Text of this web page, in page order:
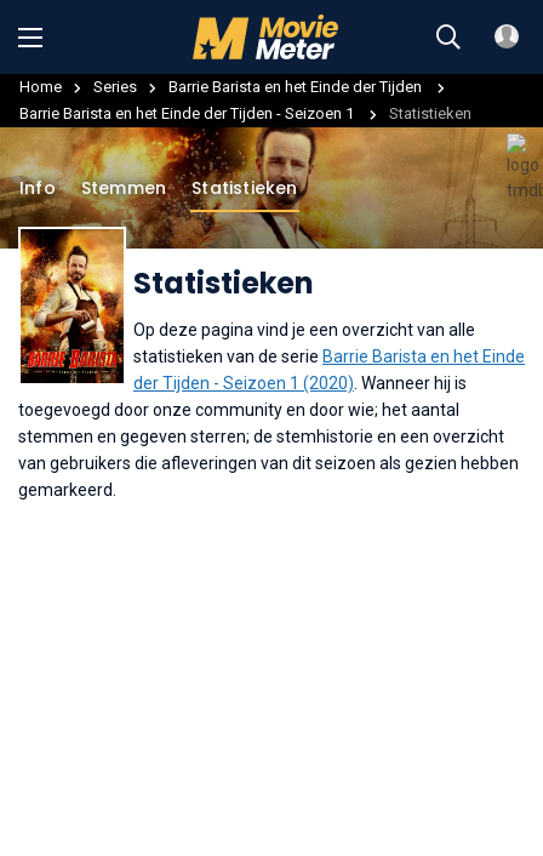
Home Series
Barrie Barista en het Einde der Tijden
Barrie Barista en het Einde der Tijden - Seizoen 1
Statistieken
Statistieken
Info Stemmen Statistieken
Op deze pagina vind je een overzicht van alle
statistieken van de serie Barrie Barista en het Einde
der Tijden - Seizoen 1 (2020) . Wanneer hij is
toegevoegd door onze community en door wie; het aantal
stemmen en gegeven sterren; de stemhistorie en een overzicht
van gebruikers die afleveringen van dit seizoen als gezien hebben
gemarkeerd.